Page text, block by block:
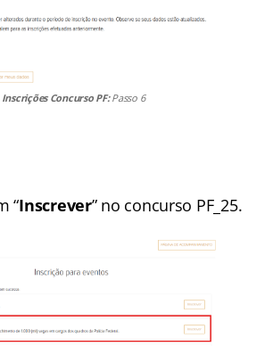
Inscrições Concurso PF:Passo 6
“Inscrever” no concurso PF_25.